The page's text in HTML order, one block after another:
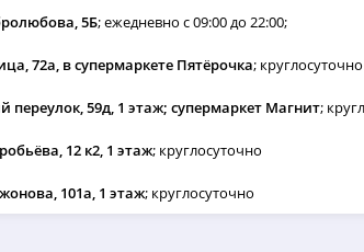
5Б; ежедневно с 09:00 до 22:00;
72а, в супермаркете Пятёрочка; круглосуточно
переулок, 59д, 1 этаж; супермаркет Магнит;
12 к2, 1 этаж; круглосуточно
101а, 1 этаж; круглосуточно